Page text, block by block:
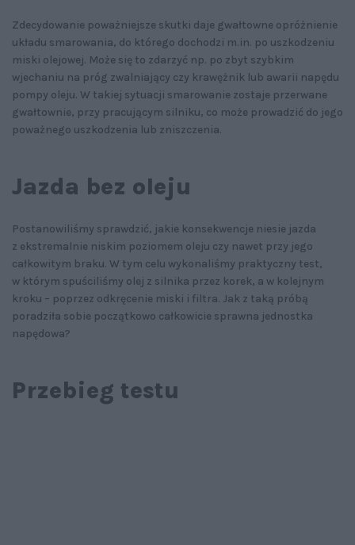
Zdecydowanie poważniejsze skutki daje gwałtowne opróżnienie
układu smarowania, do którego dochodzi m.in. po uszkodzeniu
miski olejowej. Może się to zdarzyć np. po zbyt szybkim
wjechaniu na próg zwalniający czy krawężnik lub awarii napędu
pompy oleju. W takiej sytuacji smarowanie zostaje przerwane
gwałtownie, przy pracującym silniku, co może prowadzić do jego
poważnego uszkodzenia lub zniszczenia.
Jazda bez oleju
Postanowiliśmy sprawdzić, jakie konsekwencje niesie jazda
z ekstremalnie niskim poziomem oleju czy nawet przy jego
całkowitym braku. W tym celu wykonaliśmy praktyczny test,
w którym spuściliśmy olej z silnika przez korek, a w kolejnym
kroku – poprzez odkręcenie miski i filtra. Jak z taką próbą
poradziła sobie początkowo całkowicie sprawna jednostka
napędowa?
Przebieg testu